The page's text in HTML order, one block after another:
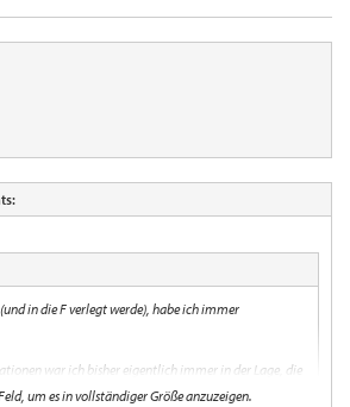
in die F verlegt werde), habe ich immer
war ich bisher eigentlich immer in der Lage, die
Mitarbeit zu bewegen. Alles eine Frage der
um es in vollständiger Größe anzuzeigen.